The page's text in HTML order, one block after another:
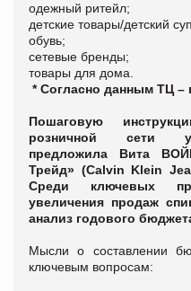
одежный ритейл;
детские товары/детский
обувь;
сетевые бренды;
товары для дома.
* Согласно данным ТЦ –
Пошаговую
розничной сети
предложила Вита
Трейд» (Calvin Klein
Среди ключевых
увеличения продаж
анализ годового
Мысли о составлении
ключевым вопросам: